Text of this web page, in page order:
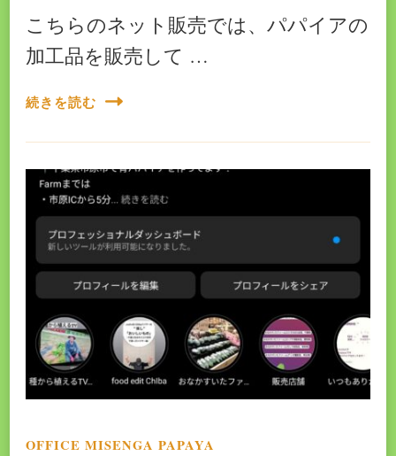
こちらのネット販売では、パパイアの
加工品を販売して …
続きを読む
OFFICE MISENGA PAPAYA